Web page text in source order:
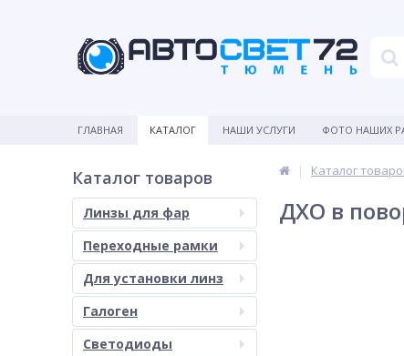
ГЛАВНАЯ КАТАЛОГ НАШИ УСЛУГИ ФОТО НАШИХ
Каталог товаров
Линзы для фар
Переходные рамки
Для установки линз
Галоген
Светодиоды
Каталог
ДХО в